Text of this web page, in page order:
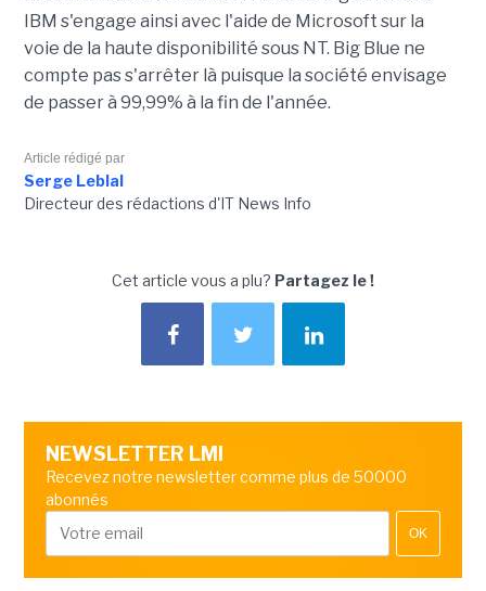
IBM s'engage ainsi avec l'aide de Microsoft sur la
voie de la haute disponibilité sous NT. Big Blue ne
compte pas s'arrêter là puisque la société envisage
de passer à 99,99% à la fin de l'année.
Article rédigé par
Serge Leblal
Directeur des rédactions d'IT News Info
Cet article vous a plu? Partagez le !
NEWSLETTER LMI
Recevez notre newsletter comme plus de 50000
abonnés
OK